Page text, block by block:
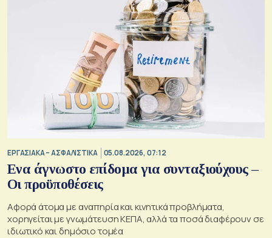
ΕΡΓΑΣΙΑΚΑ – ΑΣΦΑΛΙΣΤΙΚΑ 05.08.2026, 07:12
Ενα άγνωστο επίδομα για συνταξιούχους –
Οι προϋποθέσεις
Αφορά άτομα με αναπηρία και κινητικά προβλήματα,
χορηγείται με γνωμάτευση ΚΕΠΑ, αλλά τα ποσά διαφέρουν σε
ιδιωτικό και δημόσιο τομέα